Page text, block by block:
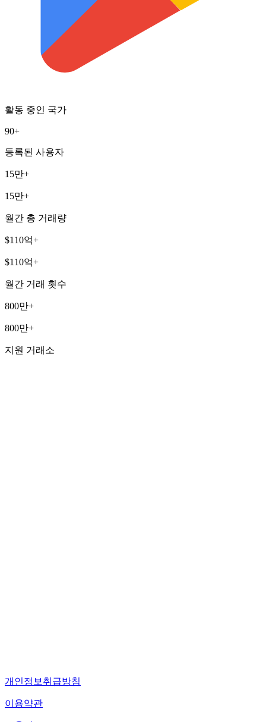
활동 중인 국가
90+
등록된 사용자
15만+
15만+
월간 총 거래량
$110억+
$110억+
월간 거래 횟수
800만+
800만+
지원 거래소
개인정보취급방침
이용약관